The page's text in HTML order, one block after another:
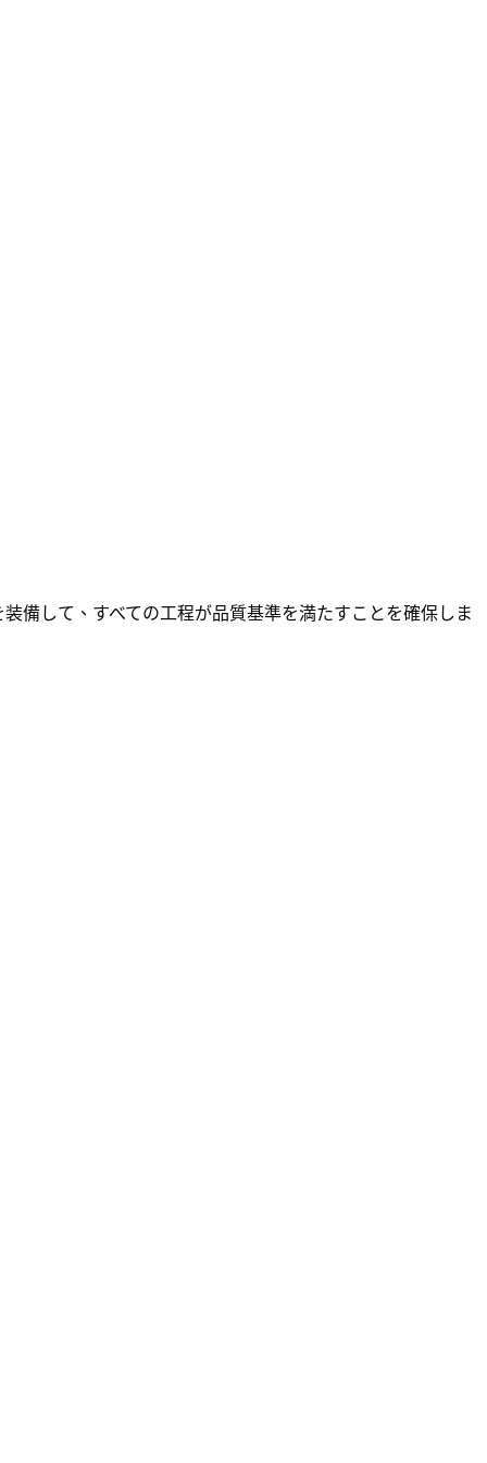
備して、すべての工程が品質基準を満たすことを確保しま